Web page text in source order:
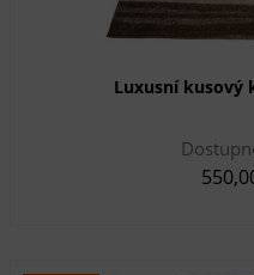
Luxusní kusový